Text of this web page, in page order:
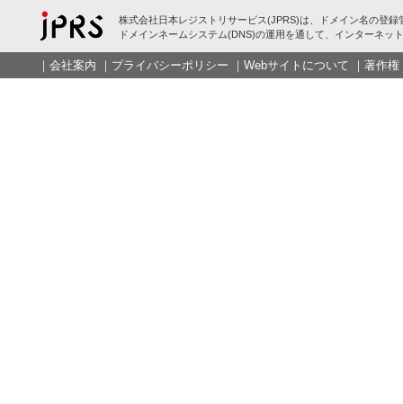
株式会社日本レジストリサービス(JPRS)は、ドメイン名の登録
ドメインネームシステム(DNS)の運用を通して、インターネッ
｜ 会社案内 ｜ プライバシーポリシー ｜ Webサイトについて ｜ 著作権